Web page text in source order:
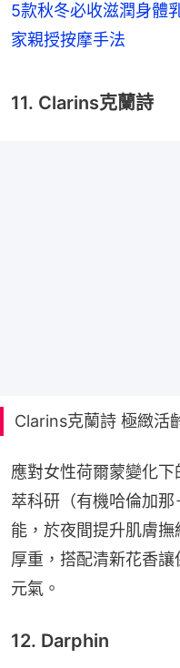
5款秋冬必收滋潤身
家親授按摩手法
11. Clarins克蘭詩
Clarins克蘭詩 極緻活
應對女性荷爾蒙變化
萃科研（有機哈倫加
能，於夜間提升肌膚
厚重，搭配清新花香
元氣。
12. Darphin